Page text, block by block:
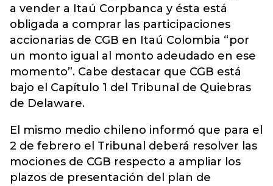
a vender a Itaú Corpbanca y ésta está
obligada a comprar las participaciones
accionarias de CGB en Itaú Colombia “por
un monto igual al monto adeudado en ese
momento”. Cabe destacar que CGB está
bajo el Capítulo 1 del Tribunal de Quiebras
de Delaware.
El mismo medio chileno informó que para el
2 de febrero el Tribunal deberá resolver las
mociones de CGB respecto a ampliar los
plazos de presentación del plan de